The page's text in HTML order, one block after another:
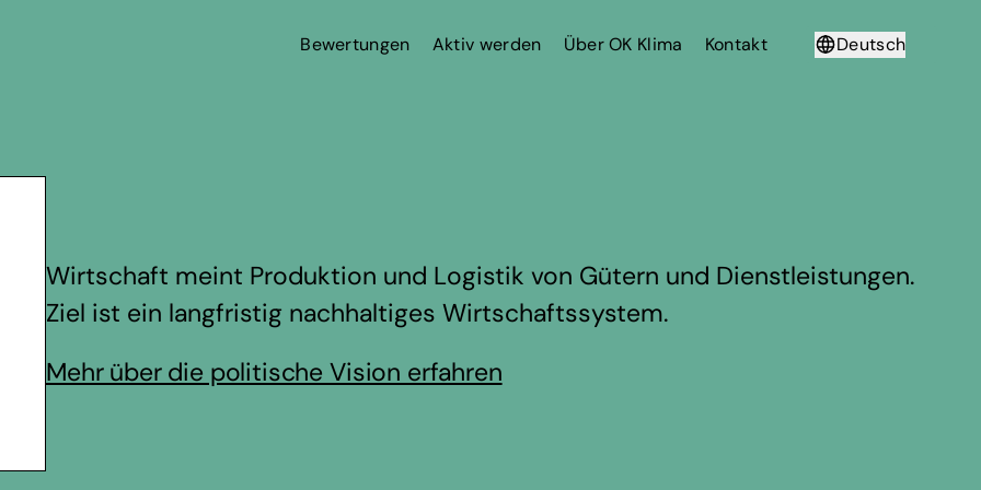
Bewertungen Aktiv werden Über OK Klima Kontakt
Deutsch
Wirtschaft meint Produktion und Logistik von Gütern und Dienstleistungen.
Ziel ist ein langfristig nachhaltiges Wirtschaftssystem.
Mehr über die politische Vision erfahren